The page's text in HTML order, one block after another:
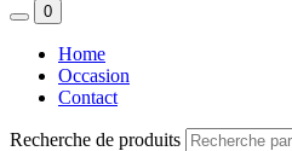
0
Home
Occasion
Contact
Recherche de produits